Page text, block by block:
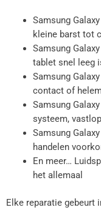
Samsung
kleine barst tot
Samsung
tablet snel leeg
Samsung
contact of
Samsung
systeem,
Samsung
handelen
En meer…
het allemaal
Elke reparatie gebeurt